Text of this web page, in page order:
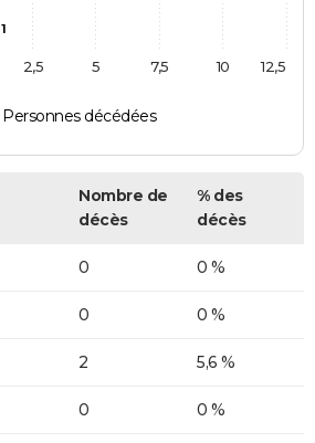
1
Personnes décédées
10
2,5 5 7,5 12,5
Nombre de
décès
% des
décès
0 0 %
0 0 %
2 5,6 %
0 0 %